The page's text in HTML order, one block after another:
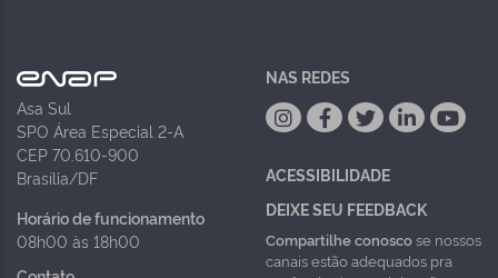
Asa Sul
SPO Área Especial 2-A
CEP 70.610-900
Brasília/DF
Horário de funcionamento
08h00 às 18h00
NAS REDES
ACESSIBILIDADE
DEIXE SEU FEEDBACK
Compartilhe conoscose nossos
canais estão adequados pra